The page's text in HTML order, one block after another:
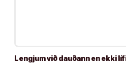
Lengjum við dauðann en ekki